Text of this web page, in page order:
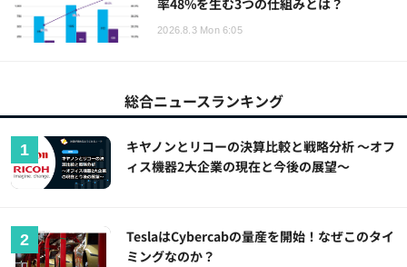
率48%を生む3つの仕組みとは？
2026.8.3 Mon 6:05
総合ニュースランキング
キヤノンとリコーの決算比較と戦略分析 ～オフ
ィス機器2大企業の現在と今後の展望～
TeslaはCybercabの量産を開始！なぜこのタイ
ミングなのか？